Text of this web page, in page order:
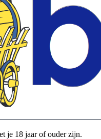
je 18 jaar of ouder zijn.